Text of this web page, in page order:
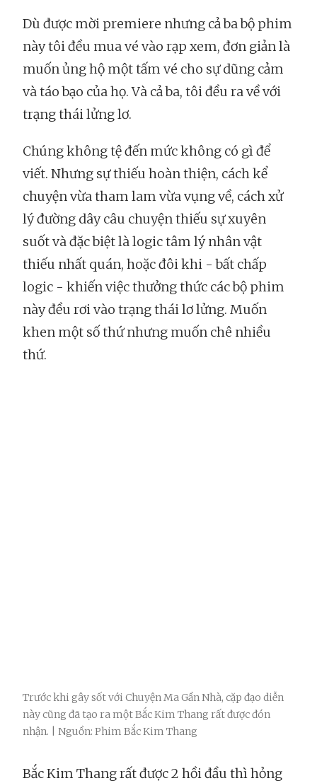
Dù được mời premiere nhưng cả ba bộ phim
này tôi đều mua vé vào rạp xem, đơn giản là
muốn ủng hộ một tấm vé cho sự dũng cảm
và táo bạo của họ. Và cả ba, tôi đều ra về với
trạng thái lửng lơ.
Chúng không tệ đến mức không có gì để
viết. Nhưng sự thiếu hoàn thiện, cách kể
chuyện vừa tham lam vừa vụng về, cách xử
lý đường dây câu chuyện thiếu sự xuyên
suốt và đặc biệt là logic tâm lý nhân vật
thiếu nhất quán, hoặc đôi khi - bất chấp
logic - khiến việc thưởng thức các bộ phim
này đều rơi vào trạng thái lơ lửng. Muốn
khen một số thứ nhưng muốn chê nhiều
thứ.
Trước khi gây sốt với Chuyện Ma Gần Nhà, cặp đạo diễn
này cũng đã tạo ra một Bắc Kim Thang rất được đón
nhận. | Nguồn: Phim Bắc Kim Thang
Bắc Kim Thang rất được 2 hồi đầu thì hỏng